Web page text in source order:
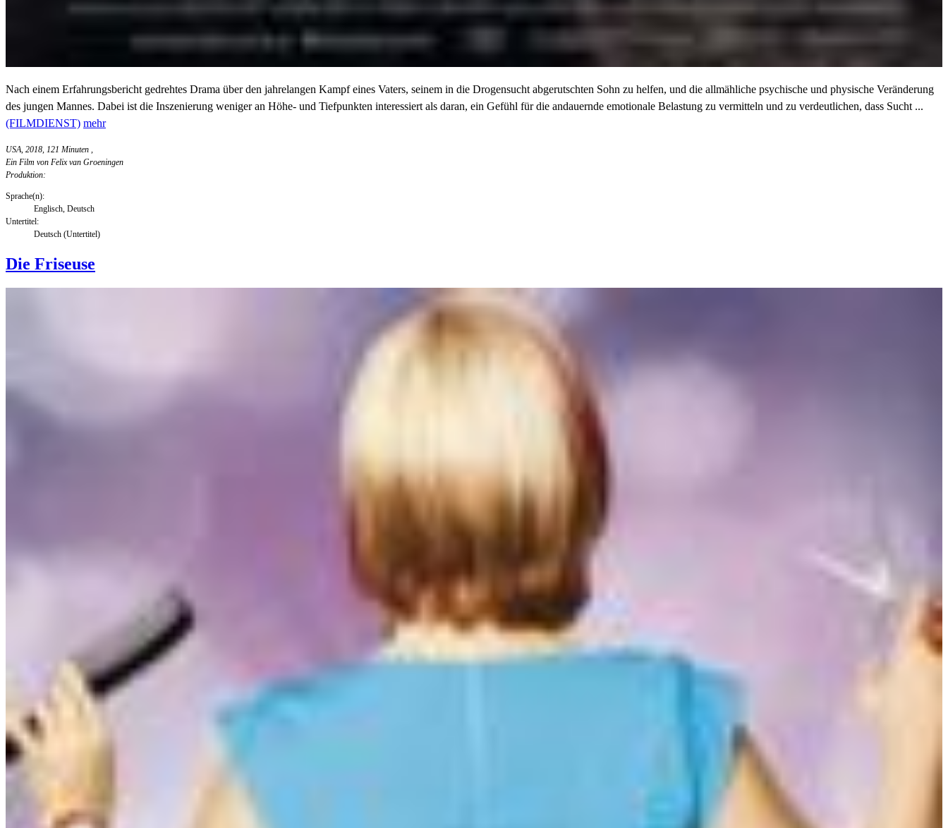
Nach einem Erfahrungsbericht gedrehtes Drama über den jahrelangen Kampf eines Vaters, seinem in die Drogensucht abgerutschten Sohn zu helfen, und die allmähliche psychische und physische Veränderung
des jungen Mannes. Dabei ist die Inszenierung weniger an Höhe- und Tiefpunkten interessiert als daran, ein Gefühl für die andauernde emotionale Belastung zu vermitteln und zu verdeutlichen, dass Sucht ...
(FILMDIENST) mehr
USA, 2018, 121 Minuten ,
Ein Film von Felix van Groeningen
Produktion:
Sprache(n):
Englisch, Deutsch
Untertitel:
Deutsch (Untertitel)
Die Friseuse